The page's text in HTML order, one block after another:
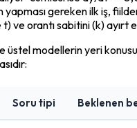
yapması gereken ilk iş,
ve orantı sabitini (k) ayırt
üstel modellerin yeri
Soru tipi Beklenen